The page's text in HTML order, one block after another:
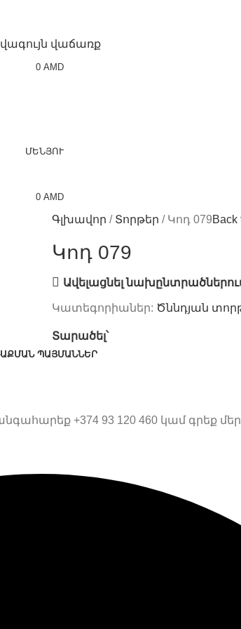
վաճառք
0 AMD
ՄԵՆՅՈՒ
0 AMD
Գլխավոր Տորթեր Կոդ 079Back
Կոդ 079
Ավելացնել
Կատեգորիաներ: Ծննդյան
Տարածել՝
ՊԱՅՄԱՆՆԵՐ
+374 93 120 460 կամ գրեք մեր